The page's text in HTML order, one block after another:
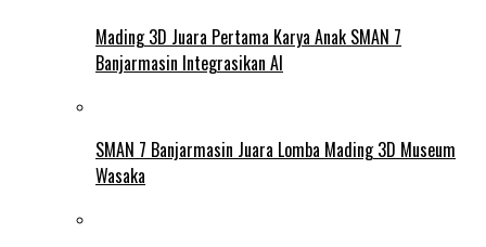
Mading 3D Juara Pertama Karya Anak SMAN 7
Banjarmasin Integrasikan AI
SMAN 7 Banjarmasin Juara Lomba Mading 3D Museum
Wasaka